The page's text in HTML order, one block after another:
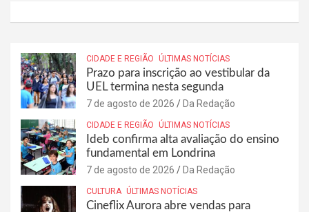
CIDADE E REGIÃO ÚLTIMAS NOTÍCIAS
Prazo para inscrição ao vestibular da
UEL termina nesta segunda
7 de agosto de 2026 Da Redação
CIDADE E REGIÃO ÚLTIMAS NOTÍCIAS
Ideb confirma alta avaliação do ensino
fundamental em Londrina
7 de agosto de 2026 Da Redação
CULTURA ÚLTIMAS NOTÍCIAS
Cineflix Aurora abre vendas para